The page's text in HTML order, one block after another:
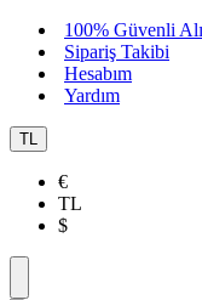
100% Güvenli
Sipariş Takibi
Hesabım
Yardım
TL
€
TL
$